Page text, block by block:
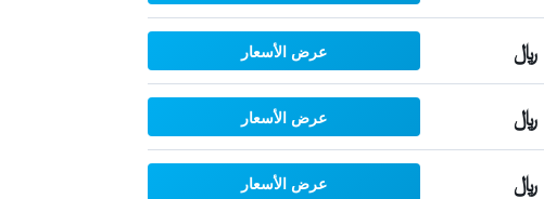
عرض الأسعار
عرض الأسعار
عرض الأسعار